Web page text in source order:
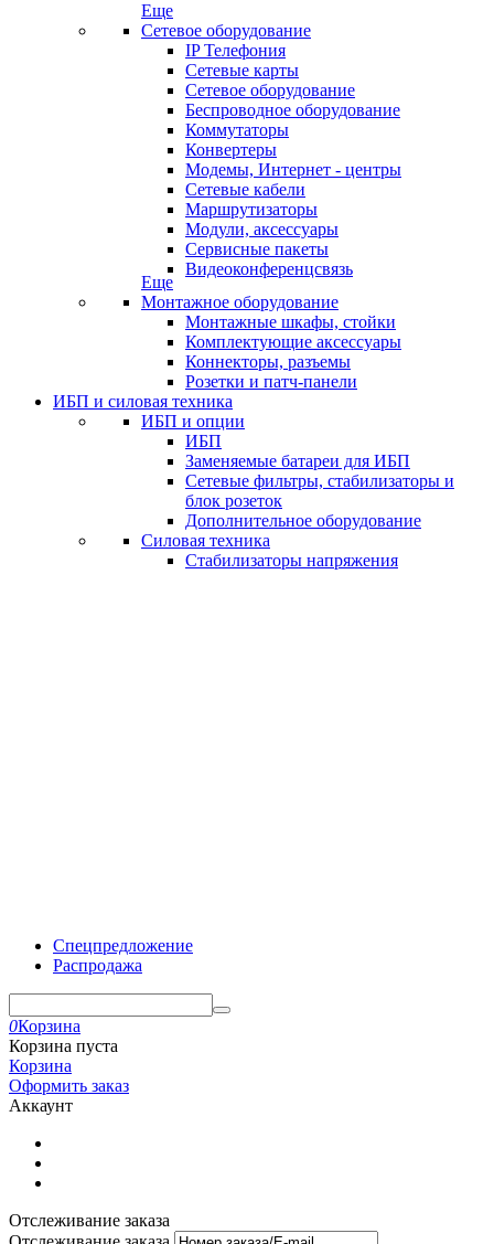
Еще
Сетевое оборудование
IP Телефония
Сетевые карты
Сетевое оборудование
Беспроводное оборудование
Коммутаторы
Конвертеры
Модемы, Интернет - центры
Сетевые кабели
Маршрутизаторы
Модули, аксессуары
Сервисные пакеты
Видеоконференцсвязь
Еще
Монтажное оборудование
Монтажные шкафы, стойки
Комплектующие аксессуары
Коннекторы, разъемы
Розетки и патч-панели
ИБП и силовая техника
ИБП и опции
ИБП
Заменяемые батареи для ИБП
Сетевые фильтры, стабилизаторы и
блок розеток
Дополнительное оборудование
Силовая техника
Стабилизаторы напряжения
Спецпредложение
Распродажа
0Корзина
Корзина пуста
Корзина
Оформить заказ
Аккаунт
Отслеживание заказа